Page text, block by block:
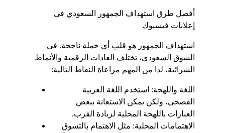
أفضل طرق استهداف الجمهور السعودي في
إعلانات فيسبوك
استهداف الجمهور هو قلب أي حملة ناجحة. في
السوق السعودي، تختلف العادات الرقمية والأنماط
الشرائية، لذا من المهم مراعاة النقاط التالية:
اللغة واللهجة: استخدم اللغة العربية
الفصحى، ولكن يمكن الاستعانة ببعض
العبارات باللهجة المحلية لزيادة القرب.
الاهتمامات المحلية: مثل الاهتمام بالتسوق